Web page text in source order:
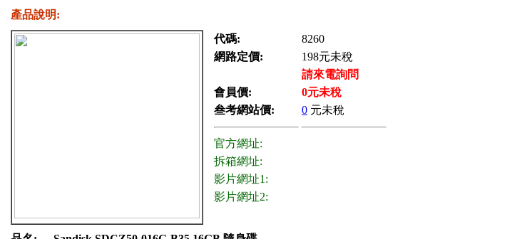
產品說明:
代碼:
8260
網路定價:
198元未稅
請來電詢問
會員價:
0元未稅
叁考網站價:
0 元未稅
官方網址:
拆箱網址:
影片網址1:
影片網址2: